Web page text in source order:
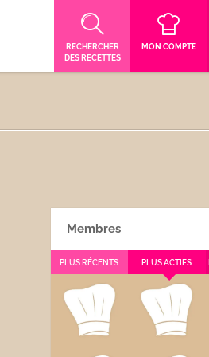
RECHERCHER
DES RECETTES
MON COMPTE
Membres
PLUS RÉCENTS PLUS ACTIFS